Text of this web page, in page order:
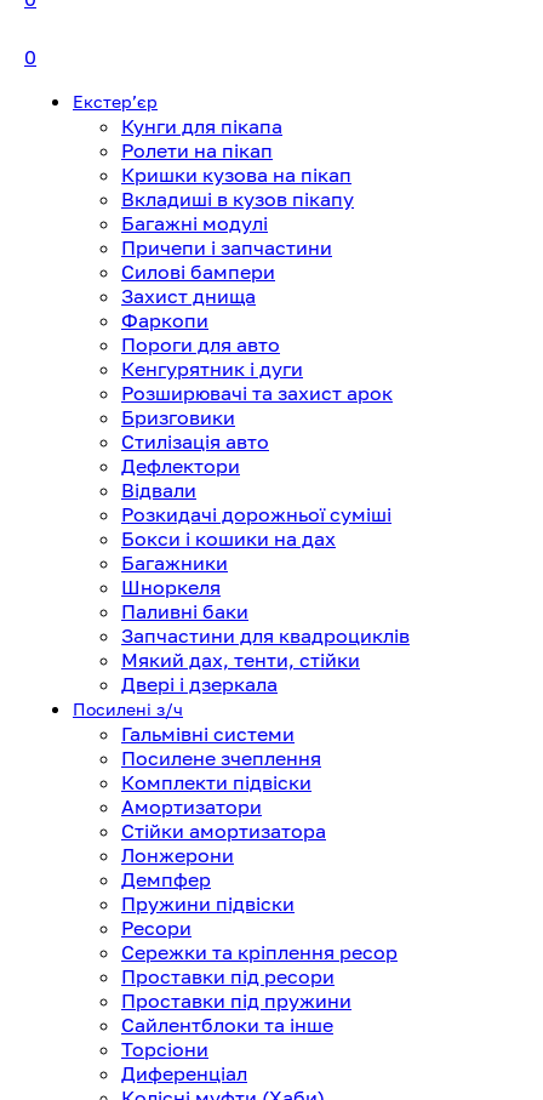
0
Екстерʼєр
Кунги для пікапа
Ролети на пікап
Кришки кузова на пікап
Вкладиші в кузов пікапу
Багажні модулі
Причепи і запчастини
Силові бампери
Захист днища
Фаркопи
Пороги для авто
Кенгурятник і дуги
Розширювачі та захист арок
Бризговики
Стилізація авто
Дефлектори
Відвали
Розкидачі дорожньої суміші
Бокси і кошики на дах
Багажники
Шноркеля
Паливні баки
Запчастини для квадроциклів
Мякий дах, тенти, стійки
Двері і дзеркала
Посилені з/ч
Гальмівні системи
Посилене зчеплення
Комплекти підвіски
Амортизатори
Стійки амортизатора
Лонжерони
Демпфер
Пружини підвіски
Ресори
Сережки та кріплення ресор
Проставки під ресори
Проставки під пружини
Сайлентблоки та інше
Торсіони
Диференціал